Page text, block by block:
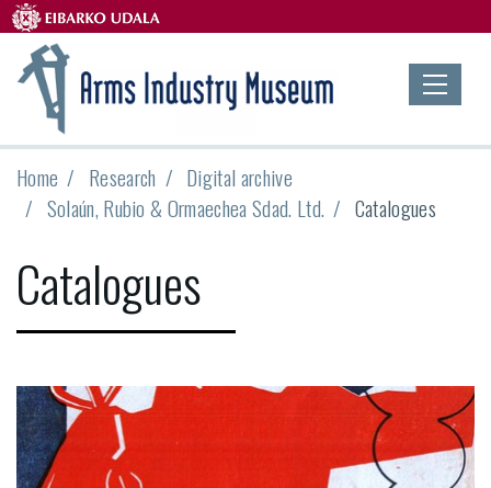
Home Research
Digital archive
Solaún, Rubio & Ormaechea Sdad. Ltd.
Catalogues
Catalogues